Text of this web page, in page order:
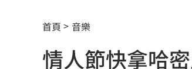
盤前／Fed升息警報降
當年日本捐台AZ疫苗真
首頁 音樂
情人節快拿哈